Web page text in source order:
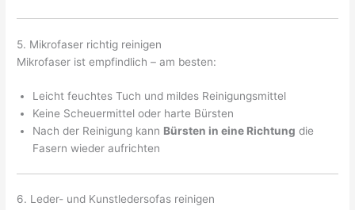
5. Mikrofaser richtig reinigen
Mikrofaser ist empfindlich – am besten:
Leicht feuchtes Tuch und mildes Reinigungsmittel
Keine Scheuermittel oder harte Bürsten
Nach der Reinigung kann Bürsten in eine Richtung die
Fasern wieder aufrichten
6. Leder- und Kunstledersofas reinigen